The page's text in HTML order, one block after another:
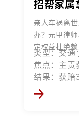
招帮家
亲人车祸离
办？元甲律
定权益杜绝赖
类型：交通
焦点：主责
结果：获赔